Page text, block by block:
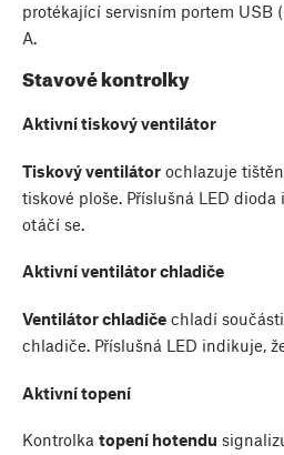
protékající servisním portem USB
A.
Stavové kontrolky
Aktivní tiskový ventilátor
Tiskový ventilátor ochlazuje
tiskové ploše. Příslušná LED
otáčí se.
Aktivní ventilátor chladiče
Ventilátor chladiče chladí
chladiče. Příslušná LED indikuje,
Aktivní topení
Kontrolka topení hotendu